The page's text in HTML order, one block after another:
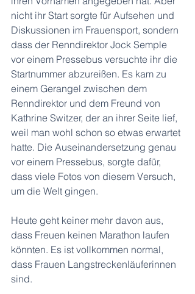
nicht ihr Start sorgte für Aufsehen und
Diskussionen im Frauensport, sondern
dass der Renndirektor Jock Semple
vor einem Pressebus versuchte ihr die
Startnummer abzureißen. Es kam zu
einem Gerangel zwischen dem
Renndirektor und dem Freund von
Kathrine Switzer, der an ihrer Seite lief,
weil man wohl schon so etwas erwartet
hatte. Die Auseinandersetzung genau
vor einem Pressebus, sorgte dafür,
dass viele Fotos von diesem Versuch,
um die Welt gingen.
Heute geht keiner mehr davon aus,
dass Freuen keinen Marathon laufen
könnten. Es ist vollkommen normal,
dass Frauen Langstreckenläuferinnen
sind.